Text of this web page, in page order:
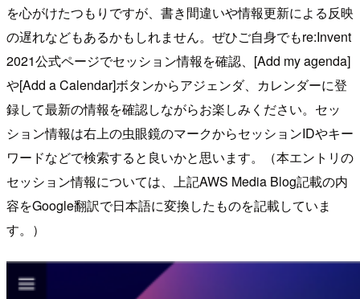
を心がけたつもりですが、書き間違いや情報更新による反映
の遅れなどもあるかもしれません。ぜひご自身でもre:Invent
2021公式ページでセッション情報を確認、[Add my agenda]
や[Add a Calendar]ボタンからアジェンダ、カレンダーに登
録して最新の情報を確認しながらお楽しみください。セッ
ション情報は右上の虫眼鏡のマークからセッションIDやキー
ワードなどで検索すると良いかと思います。（本エントリの
セッション情報については、上記AWS Media Blog記載の内
容をGoogle翻訳で日本語に変換したものを記載していま
す。）